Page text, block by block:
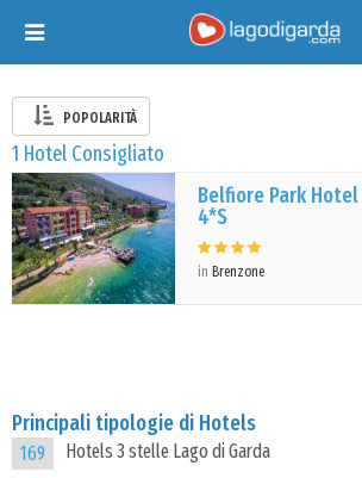
Toggle
navigation
POPOLARITÀ
1 Hotel Consigliato
Belfiore Park Hotel
4*S
in Brenzone
Principali tipologie di Hotels
169 Hotels 3 stelle Lago di Garda